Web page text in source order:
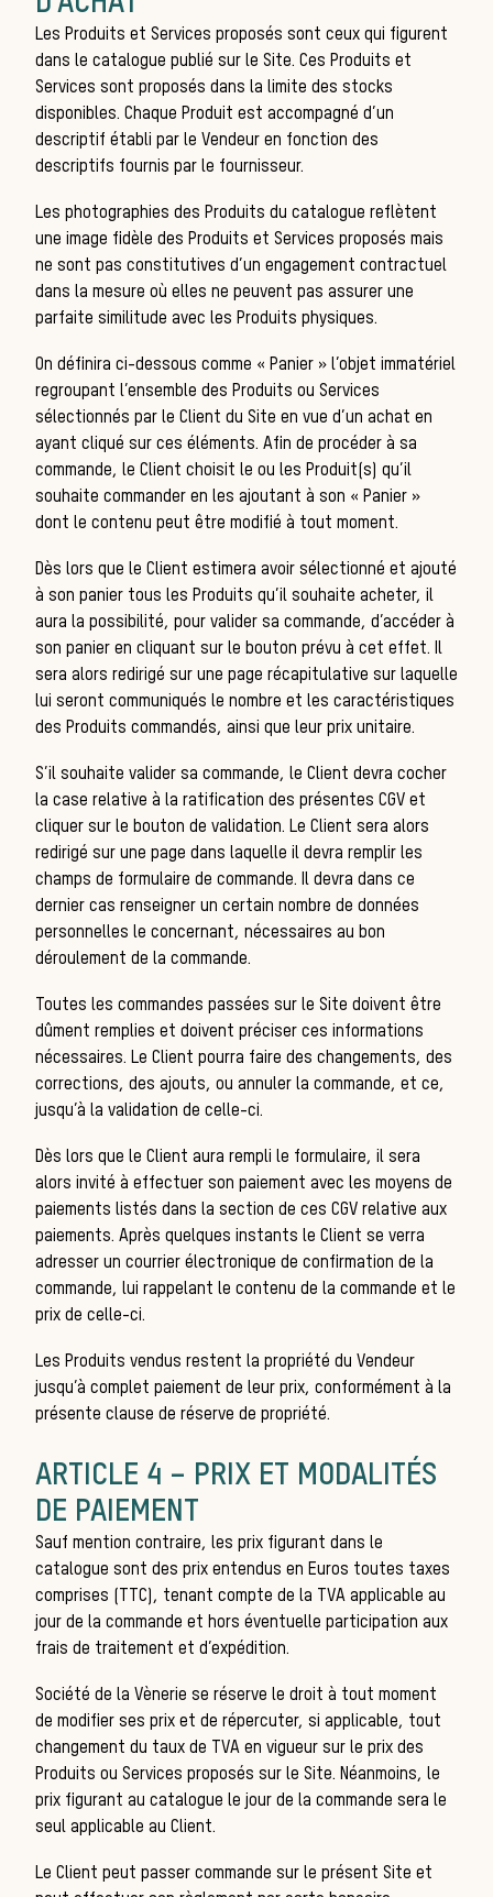
Les Produits et Services proposés sont ceux qui figurent
dans le catalogue publié sur le Site. Ces Produits et
Services sont proposés dans la limite des stocks
disponibles. Chaque Produit est accompagné d’un
descriptif établi par le Vendeur en fonction des
descriptifs fournis par le fournisseur.
Les photographies des Produits du catalogue reflètent
une image fidèle des Produits et Services proposés mais
ne sont pas constitutives d’un engagement contractuel
dans la mesure où elles ne peuvent pas assurer une
parfaite similitude avec les Produits physiques.
On définira ci-dessous comme « Panier » l’objet immatériel
regroupant l’ensemble des Produits ou Services
sélectionnés par le Client du Site en vue d’un achat en
ayant cliqué sur ces éléments. Afin de procéder à sa
commande, le Client choisit le ou les Produit(s) qu’il
souhaite commander en les ajoutant à son « Panier »
dont le contenu peut être modifié à tout moment.
Dès lors que le Client estimera avoir sélectionné et ajouté
à son panier tous les Produits qu’il souhaite acheter, il
aura la possibilité, pour valider sa commande, d’accéder à
son panier en cliquant sur le bouton prévu à cet effet. Il
sera alors redirigé sur une page récapitulative sur laquelle
lui seront communiqués le nombre et les caractéristiques
des Produits commandés, ainsi que leur prix unitaire.
S’il souhaite valider sa commande, le Client devra cocher
la case relative à la ratification des présentes CGV et
cliquer sur le bouton de validation. Le Client sera alors
redirigé sur une page dans laquelle il devra remplir les
champs de formulaire de commande. Il devra dans ce
dernier cas renseigner un certain nombre de données
personnelles le concernant, nécessaires au bon
déroulement de la commande.
Toutes les commandes passées sur le Site doivent être
dûment remplies et doivent préciser ces informations
nécessaires. Le Client pourra faire des changements, des
corrections, des ajouts, ou annuler la commande, et ce,
jusqu’à la validation de celle-ci.
Dès lors que le Client aura rempli le formulaire, il sera
alors invité à effectuer son paiement avec les moyens de
paiements listés dans la section de ces CGV relative aux
paiements. Après quelques instants le Client se verra
adresser un courrier électronique de confirmation de la
commande, lui rappelant le contenu de la commande et le
prix de celle-ci.
Les Produits vendus restent la propriété du Vendeur
jusqu’à complet paiement de leur prix, conformément à la
présente clause de réserve de propriété.
ARTICLE 4 – PRIX ET MODALITÉS
DE PAIEMENT
Sauf mention contraire, les prix figurant dans le
catalogue sont des prix entendus en Euros toutes taxes
comprises (TTC), tenant compte de la TVA applicable au
jour de la commande et hors éventuelle participation aux
frais de traitement et d’expédition.
Société de la Vènerie se réserve le droit à tout moment
de modifier ses prix et de répercuter, si applicable, tout
changement du taux de TVA en vigueur sur le prix des
Produits ou Services proposés sur le Site. Néanmoins, le
prix figurant au catalogue le jour de la commande sera le
seul applicable au Client.
Le Client peut passer commande sur le présent Site et